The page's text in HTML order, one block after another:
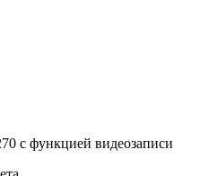
с функцией видеозаписи